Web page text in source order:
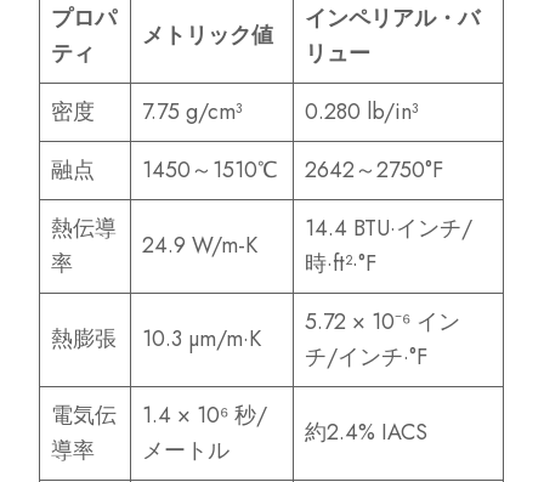
プロパ
ティ
メトリック値
インペリアル・バ
リュー
密度
7.75 g/cm³
0.280 lb/in³
融点
1450～1510℃
2642～2750°F
熱伝導
率
24.9 W/m-K
14.4 BTU·インチ/
時·ft²·°F
熱膨張 10.3 µm/m·K
5.72 × 10⁻⁶ イン
チ/インチ·°F
電気伝
導率
1.4 × 10⁶ 秒/
メートル
約2.4% IACS